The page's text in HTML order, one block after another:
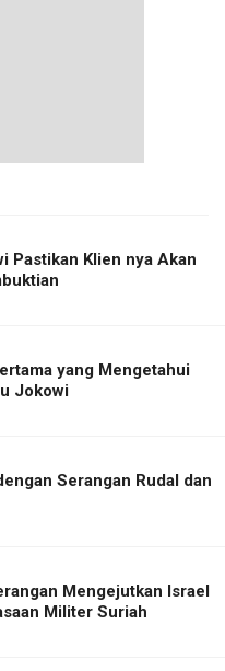
Pastikan Klien nya Akan
yang Mengetahui
Jokowi
Serangan Rudal dan
Mengejutkan Israel
Militer Suriah